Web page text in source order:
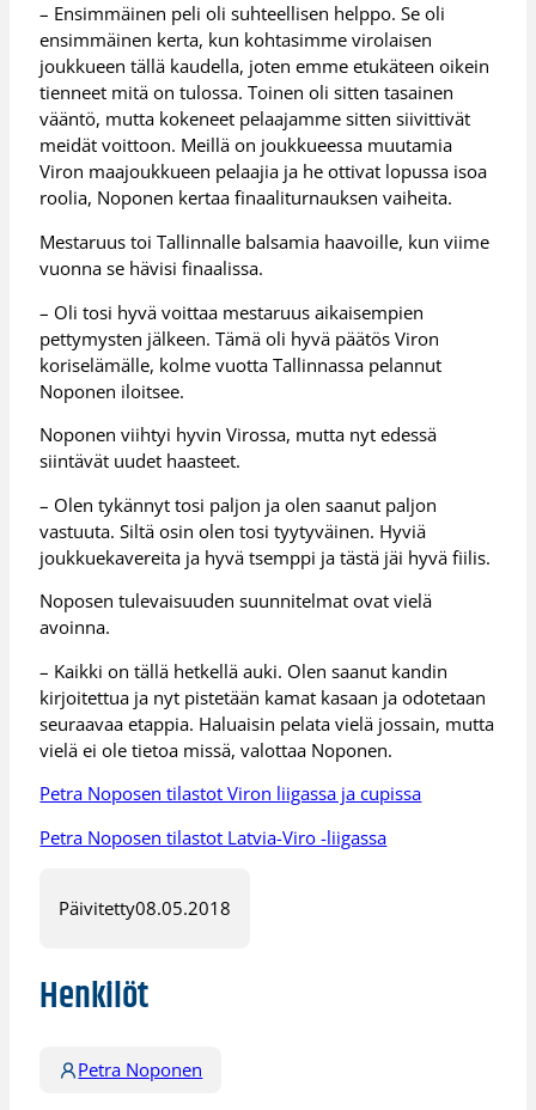
– Ensimmäinen peli oli suhteellisen helppo. Se oli
ensimmäinen kerta, kun kohtasimme virolaisen
joukkueen tällä kaudella, joten emme etukäteen oikein
tienneet mitä on tulossa. Toinen oli sitten tasainen
vääntö, mutta kokeneet pelaajamme sitten siivittivät
meidät voittoon. Meillä on joukkueessa muutamia
Viron maajoukkueen pelaajia ja he ottivat lopussa isoa
roolia, Noponen kertaa finaaliturnauksen vaiheita.
Mestaruus toi Tallinnalle balsamia haavoille, kun viime
vuonna se hävisi finaalissa.
– Oli tosi hyvä voittaa mestaruus aikaisempien
pettymysten jälkeen. Tämä oli hyvä päätös Viron
koriselämälle, kolme vuotta Tallinnassa pelannut
Noponen iloitsee.
Noponen viihtyi hyvin Virossa, mutta nyt edessä
siintävät uudet haasteet.
– Olen tykännyt tosi paljon ja olen saanut paljon
vastuuta. Siltä osin olen tosi tyytyväinen. Hyviä
joukkuekavereita ja hyvä tsemppi ja tästä jäi hyvä fiilis.
Noposen tulevaisuuden suunnitelmat ovat vielä
avoinna.
– Kaikki on tällä hetkellä auki. Olen saanut kandin
kirjoitettua ja nyt pistetään kamat kasaan ja odotetaan
seuraavaa etappia. Haluaisin pelata vielä jossain, mutta
vielä ei ole tietoa missä, valottaa Noponen.
Petra Noposen tilastot Viron liigassa ja cupissa
Petra Noposen tilastot Latvia-Viro -liigassa
Päivitetty08.05.2018
Henkilöt
Petra Noponen